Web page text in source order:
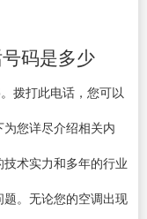
码是多少
拨打此电话，您可以
您详尽介绍相关内
术实力和多年的行业
。无论您的空调出现